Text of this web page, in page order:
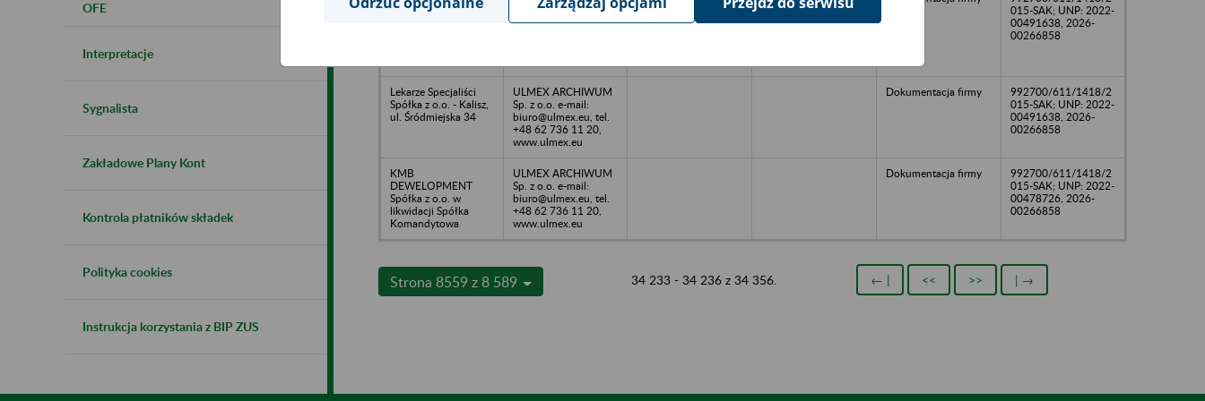
OFE
Interpretacje
Sygnalista
Zakładowe Plany Kont
Kontrola płatników składek
Polityka cookies
Instrukcja korzystania z BIP ZUS
Oświatowa w
Sp. z o.o. e-mail:
biuro@ulmex.eu, tel.
015-SAK; UNP: 2022-
00491638, 2026-
00266858
Lekarze Specjaliści
Spółka z o.o. - Kalisz,
ul. Śródmiejska 34
ULMEX ARCHIWUM
Sp. z o.o. e-mail:
biuro@ulmex.eu, tel.
+48 62 736 11 20,
www.ulmex.eu
Dokumentacja firmy
992700/611/1418/2
015-SAK; UNP: 2022-
00491638, 2026-
00266858
KMB
DEWELOPMENT
Spółka z o.o. w
likwidacji Spółka
Komandytowa
ULMEX ARCHIWUM
Sp. z o.o. e-mail:
biuro@ulmex.eu, tel.
+48 62 736 11 20,
www.ulmex.eu
Dokumentacja firmy
992700/611/1418/2
015-SAK; UNP: 2022-
00478726, 2026-
00266858
Strona 8559 z 8 589 34 233 - 34 236 z 34 356. ← | << >> | →